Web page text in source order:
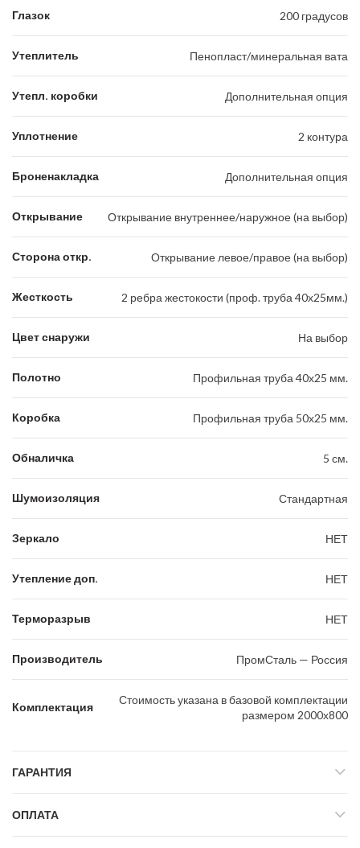
Глазок 200 градусов
Утеплитель Пенопласт/минеральная вата
Утепл. коробки Дополнительная опция
Уплотнение 2 контура
Броненакладка Дополнительная опция
Открывание Открывание внутреннее/наружное (на выбор)
Сторона откр. Открывание левое/правое (на выбор)
Жесткость 2 ребра жестокости (проф. труба 40х25мм.)
Цвет снаружи На выбор
Полотно Профильная труба 40х25 мм.
Коробка Профильная труба 50х25 мм.
Обналичка 5 см.
Шумоизоляция Стандартная
Зеркало НЕТ
Утепление доп. НЕТ
Терморазрыв НЕТ
Производитель ПромСталь — Россия
Комплектация
Стоимость указана в базовой комплектации
размером 2000х800
ГАРАНТИЯ
ОПЛАТА